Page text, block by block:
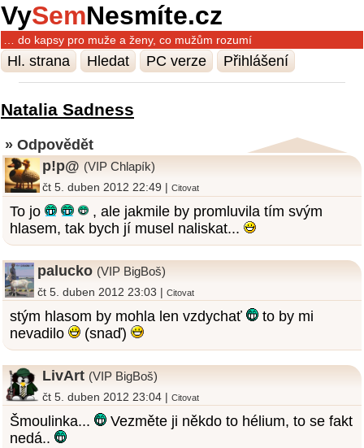
VySemNesmíte.cz
… do kapsy pro muže a ženy, co mužům rozumí
Hl. strana Hledat PC verze Přihlášení
Natalia Sadness
» Odpovědět
p!p@ (VIP Chlapík)
čt 5. duben 2012 22:49 |Citovat
To jo
, ale jakmile by promluvila tím svým
hlasem, tak bych jí musel naliskat...
palucko (VIP BigBoš)
čt 5. duben 2012 23:03 | Citovat
stým hlasom by mohla len vzdychať
to by mi
nevadilo
(snaď)
LivArt (VIP BigBoš)
čt 5. duben 2012 23:04 |Citovat
Šmoulinka...
Vezměte ji někdo to hélium, to se fakt
nedá..